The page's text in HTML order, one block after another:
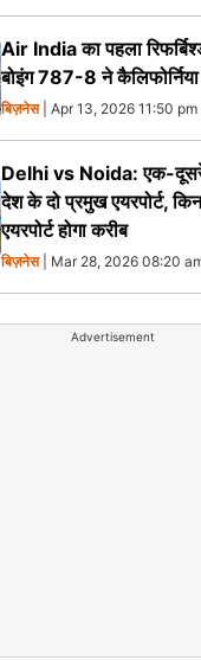
Air India का पहला
बोइंग 787-8 ने
बिज़नेस| Apr 13, 2026 11:50 pm
Delhi vs Noida: एक-
देश के दो प्रमुख एयरपोर्ट,
एयरपोर्ट होगा करीब
बिज़नेस| Mar 28, 2026 08:20
Advertisement